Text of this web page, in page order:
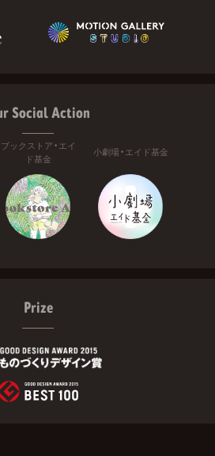
Social Action
ブックストア・エイ
ド基金
小劇場・エイド基金
Prize